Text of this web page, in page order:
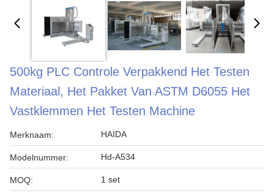
500kg PLC Controle Verpakkend Het Testen
Materiaal, Het Pakket Van ASTM D6055 Het
Vastklemmen Het Testen Machine
Merknaam: HAIDA
Modelnummer: Hd-A534
MOQ: 1 set